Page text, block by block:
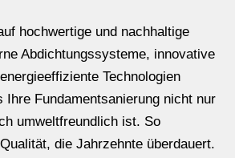
hochwertige und nachhaltige
Abdichtungssysteme, innovative
Technologien
Ihre Fundamentsanierung nicht nur
umweltfreundlich ist. So
die Jahrzehnte überdauert.